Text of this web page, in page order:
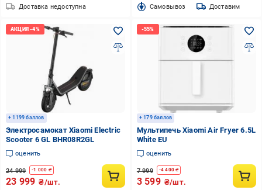
Доставка недоступна Cамовывоз Доставим
+ 1199 баллов
Электросамокат Xiaomi Electric
Scooter 6 GL BHR08R2GL
оценить
24 999 -1 000 ₴
23 999 ₴/шт.
+ 179 баллов
Мультипечь Xiaomi Air Fryer 6.5L
White EU
оценить
7 999 -4 400 ₴
3 599 ₴/шт.